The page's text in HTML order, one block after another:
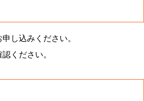
し込みください。
認ください。